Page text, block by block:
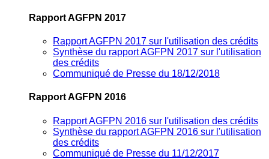
Rapport AGFPN 2017
Rapport AGFPN 2017 sur l'utilisation des crédits
Synthèse du rapport AGFPN 2017 sur l'utilisation
des crédits
Communiqué de Presse du 18/12/2018
Rapport AGFPN 2016
Rapport AGFPN 2016 sur l'utilisation des crédits
Synthèse du rapport AGFPN 2016 sur l'utilisation
des crédits
Communiqué de Presse du 11/12/2017